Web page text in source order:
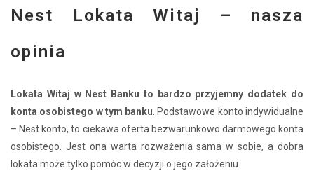
Nest Lokata Witaj – nasza
opinia
Lokata Witaj w Nest Banku to bardzo przyjemny dodatek do
konta osobistego w tym banku . Podstawowe konto indywidualne
– Nest konto, to ciekawa oferta bezwarunkowo darmowego konta
osobistego. Jest ona warta rozważenia sama w sobie, a dobra
lokata może tylko pomóc w decyzji o jego założeniu.